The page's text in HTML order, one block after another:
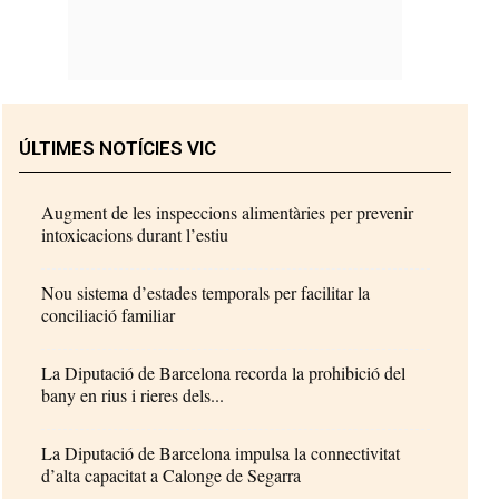
ÚLTIMES NOTÍCIES VIC
Augment de les inspeccions alimentàries per prevenir
intoxicacions durant l’estiu
Nou sistema d’estades temporals per facilitar la
conciliació familiar
La Diputació de Barcelona recorda la prohibició del
bany en rius i rieres dels...
La Diputació de Barcelona impulsa la connectivitat
d’alta capacitat a Calonge de Segarra